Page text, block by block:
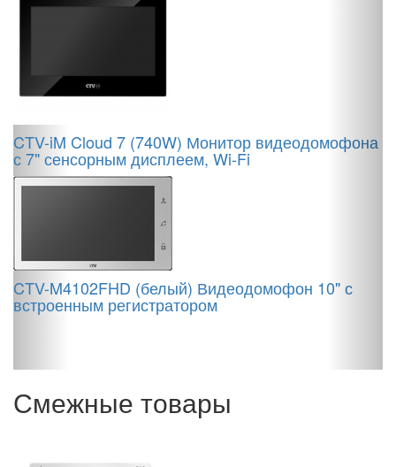
CTV-iM Cloud 7 (740W) Монитор видеодомофона
с 7" сенсорным дисплеем, Wi-Fi
CTV-M4102FHD (белый) Видеодомофон 10" с
встроенным регистратором
Смежные товары